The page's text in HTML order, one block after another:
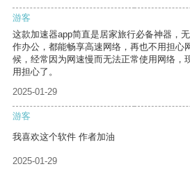
游客
这款加速器app简直是居家旅行必备神器，
作办公，都能畅享高速网络，再也不用担心
候，经常因为网速慢而无法正常使用网络，
用担心了。
2025-01-29
游客
我喜欢这个软件 作者加油
2025-01-29